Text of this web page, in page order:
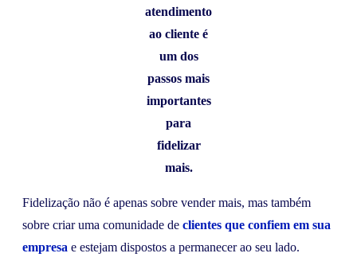
atendimento
ao cliente é
um dos
passos mais
importantes
para
fidelizar
mais.
Fidelização não é apenas sobre vender mais, mas também
sobre criar uma comunidade de clientes que confiem em sua
empresa e estejam dispostos a permanecer ao seu lado.